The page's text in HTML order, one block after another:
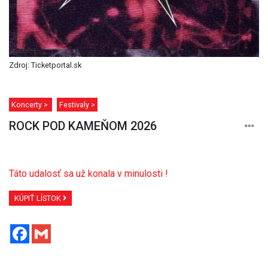
Zdroj: Ticketportal.sk
Koncerty > Festivaly >
ROCK POD KAMEŇOM 2026
Táto udalosť sa už konala v minulosti !
KÚPIŤ LÍSTOK
Facebook